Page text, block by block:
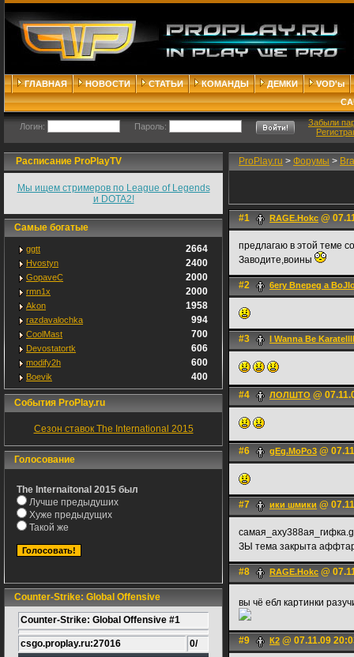
ГЛАВНАЯ НОВОСТИ СТАТЬИ КОМАНДЫ ДЕМКИ
VOD'ы
Логин: Пароль:
Забыли
Расписание ProPlayTV
Мы ищем стримеров по League of Legends
и DOTA2!
Самые богатые
ggtt 2664
Hvostyn 2400
GopaveC 2000
rmn1x 2000
Akon 1958
razdavalochka 994
CoolMast 700
Devostatortk 606
modify2h 600
Boevik 400
События ProPlay.ru
Сезон ставок The International 2015
Голосование
The Internaitonal 2015 был
Лучше предыдуших
Хуже предыдущих
Такой же
Counter-Strike: Global Offensive
Counter-Strike: Global Offensive #1
csgo.proplay.ru:27016 0/
ProPlay.ru > Форумы >
#1 RAGE.Hokc @
предлагаю в этой теме
Заводите,воины
#2 6ery Bnepeg a
#3 I Wanna Be
#4 ЛОЛШТО @
#6 gEg.MoPo3 @
#7 ики шмики @
ЗЫ тема закрыта
#8 RAGE.Hokc @
вы чё ебл картинки
#9 К2 @ 07.11.09